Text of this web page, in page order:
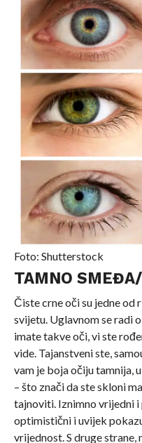
Foto: Shutterstock
TAMNO
Čiste crne oči su jedne od
svijetu. Uglavnom se radi
imate takve oči, vi ste
vide. Tajanstveni ste,
vam je boja očiju tamnija,
– što znači da ste skloni
tajnoviti. Iznimno vrijedni
optimistični i uvijek
vrijednost. S druge strane,